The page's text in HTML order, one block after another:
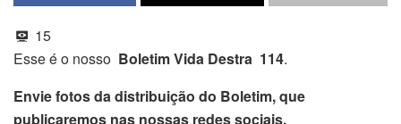
15
Esse é o nosso Boletim Vida Destra 114.
Envie fotos da distribuição do Boletim, que
publicaremos nas nossas redes sociais.